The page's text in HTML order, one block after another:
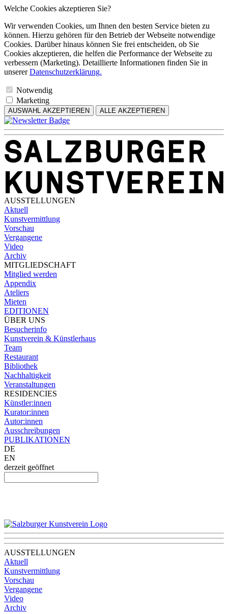
Welche Cookies akzeptieren Sie?
Wir verwenden Cookies, um Ihnen den besten Service bieten zu
können. Hierzu gehören für den Betrieb der Webseite notwendige
Cookies. Darüber hinaus können Sie frei entscheiden, ob Sie
Cookies akzeptieren, die helfen die Performance der Webseite zu
verbessern (Marketing). Detaillierte Informationen finden Sie in
unsererDatenschutzerklärung.
Notwendig
Marketing
AUSWAHL AKZEPTIEREN ALLE AKZEPTIEREN
AUSSTELLUNGEN
Aktuell
Kunstvermittlung
Vorschau
Vergangene
Video
Archiv
MITGLIEDSCHAFT
Mitglied werden
Appendix
Ateliers
Mieten
EDITIONEN
ÜBER UNS
Besucherinfo
Kunstverein & Künstlerhaus
Team
Restaurant
Bibliothek
Nachhaltigkeit
Veranstaltungen
RESIDENCIES
Künstler:innen
Kurator:innen
Autor:innen
Ausschreibungen
PUBLIKATIONEN
DE
EN
derzeit geöffnet
AUSSTELLUNGEN
Aktuell
Kunstvermittlung
Vorschau
Vergangene
Video
Archiv